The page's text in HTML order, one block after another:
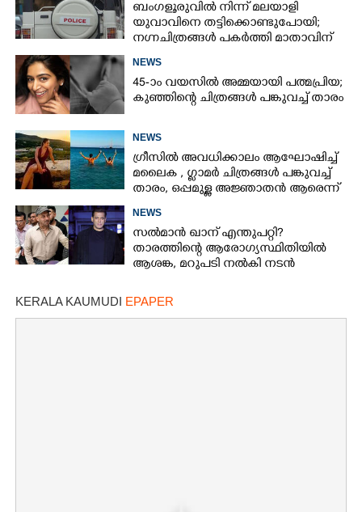
ബംഗളൂരുവിൽ നിന്ന് മലയാളി
യുവാവിനെ തട്ടിക്കൊണ്ടുപോയി;
നഗ്നചിത്രങ്ങൾ പകർത്തി മാതാവിന്
അയച്ചു
NEWS
45-ാം വയസിൽ അമ്മയായി പത്മപ്രിയ;
കുഞ്ഞിന്റെ ചിത്രങ്ങൾ പങ്കുവച്ച് താരം
NEWS
ഗ്രീസിൽ അവധിക്കാലം ആഘോഷിച്ച്
മലൈക ,​ ഗ്ലാമർ ചിത്രങ്ങൾ പങ്കുവച്ച്
താരം,​ ഒപ്പമുള്ള അജ്ഞാതൻ ആരെന്ന്
ആരാധകർ
NEWS
സൽമാൻ ഖാന് എന്തുപറ്റി?
താരത്തിന്റെ ആരോഗ്യസ്ഥിതിയിൽ
ആശങ്ക, മറുപടി നൽകി നടൻ
KERALA KAUMUDI EPAPER